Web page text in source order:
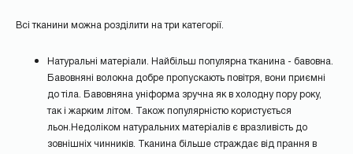
Всі тканини можна розділити на три категорії.
Натуральні матеріали. Найбільш популярна тканина - бавовна.
Бавовняні волокна добре пропускають повітря, вони приємні
до тіла. Бавовняна уніформа зручна як в холодну пору року,
так і жарким літом. Також популярністю користується
льон.Недоліком натуральних матеріалів є вразливість до
зовнішніх чинників. Тканина більше страждає від прання в